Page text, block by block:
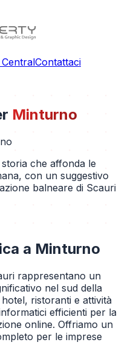
Contattaci
Minturno
che affonda le
con un suggestivo
balneare di Scauri
a Minturno
rappresentano un
nel sud della
ristoranti e attività
efficienti per la
online. Offriamo un
per le imprese